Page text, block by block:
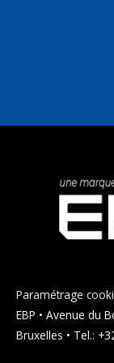
Paramétrage
EBP • Avenue du
Bruxelles • Tel.: